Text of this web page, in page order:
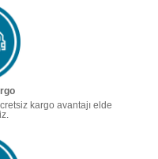
kargo avantajı elde